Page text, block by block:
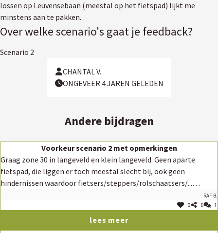
lossen op Leuvensebaan (meestal op het fietspad) lijkt me
minstens aan te pakken.
Over welke scenario's gaat je feedback?
Scenario 2
CHANTAL V.
ONGEVEER 4 JAREN GELEDEN
Andere bijdragen
Voorkeur scenario 2 met opmerkingen
Graag zone 30 in langeveld en klein langeveld. Geen aparte
fietspad, die liggen er toch meestal slecht bij, ook geen
hindernissen waardoor fietsers/steppers/rolschaatsers/...
voetpad oke, maar de voetpaden in het langeveld liggen er slecht
bij voor lopers zoals losse klinkers, putten en vaak schuin
aflopend. Ik loop liever op de weg, weliswaar aan de linker zijde.
Raf B.
0 0 1
lees meer